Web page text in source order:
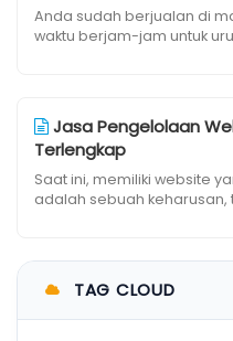
Anda sudah berjualan di
waktu berjam-jam untuk
Jasa Pengelolaan
Terlengkap
Saat ini, memiliki website
adalah sebuah keharusan,
TAG CLOUD